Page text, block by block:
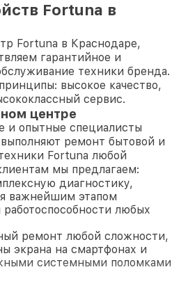
Fortuna в
Fortuna в Краснодаре,
гарантийное и
техники бренда.
высокое качество,
сервис.
центре
и опытные специалисты
ремонт бытовой и
Fortuna любой
мы предлагаем:
диагностику,
важнейшим этапом
работоспособности любых
ремонт любой сложности,
экрана на смартфонах и
системными поломками